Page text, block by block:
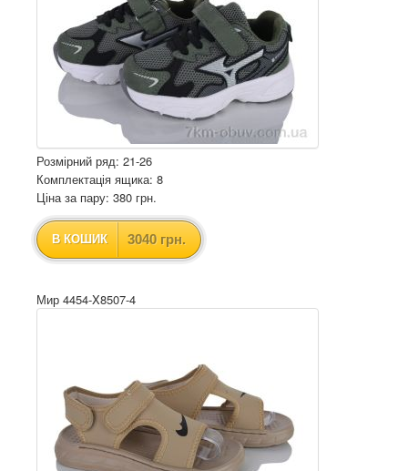
Розмірний ряд: 21-26
Комплектація ящика: 8
Ціна за пару: 380 грн.
В КОШИК 3040 грн.
Мир 4454-X8507-4